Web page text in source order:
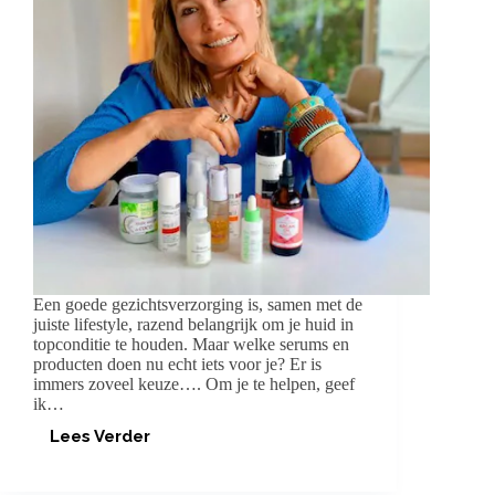
Een goede gezichtsverzorging is, samen met de
juiste lifestyle, razend belangrijk om je huid in
topconditie te houden. Maar welke serums en
producten doen nu echt iets voor je? Er is
immers zoveel keuze…. Om je te helpen, geef
ik…
Lees Verder
MIJN